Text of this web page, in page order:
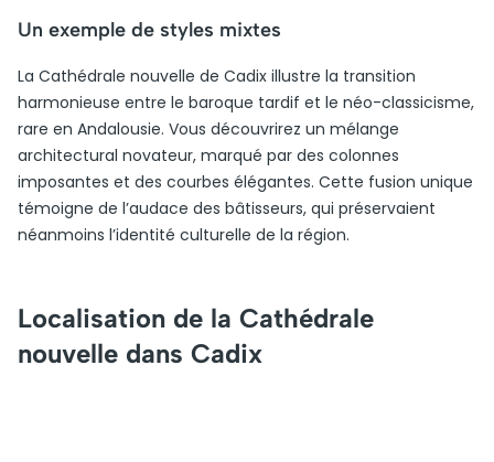
Un exemple de styles mixtes
La Cathédrale nouvelle de Cadix illustre la transition
harmonieuse entre le baroque tardif et le néo-classicisme,
rare en Andalousie. Vous découvrirez un mélange
architectural novateur, marqué par des colonnes
imposantes et des courbes élégantes. Cette fusion unique
témoigne de l’audace des bâtisseurs, qui préservaient
néanmoins l’identité culturelle de la région.
Localisation de la Cathédrale
nouvelle dans Cadix